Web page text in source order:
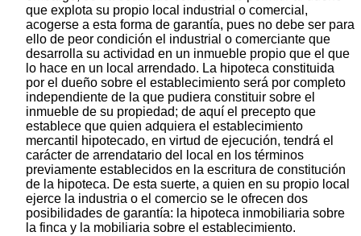
que explota su propio local industrial o comercial,
acogerse a esta forma de garantía, pues no debe ser para
ello de peor condición el industrial o comerciante que
desarrolla su actividad en un inmueble propio que el que
lo hace en un local arrendado. La hipoteca constituida
por el dueño sobre el establecimiento será por completo
independiente de la que pudiera constituir sobre el
inmueble de su propiedad; de aquí el precepto que
establece que quien adquiera el establecimiento
mercantil hipotecado, en virtud de ejecución, tendrá el
carácter de arrendatario del local en los términos
previamente establecidos en la escritura de constitución
de la hipoteca. De esta suerte, a quien en su propio local
ejerce la industria o el comercio se le ofrecen dos
posibilidades de garantía: la hipoteca inmobiliaria sobre
la finca y la mobiliaria sobre el establecimiento.